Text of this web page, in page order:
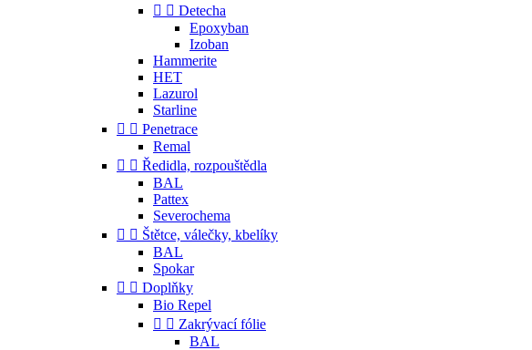
  Detecha
Epoxyban
Izoban
Hammerite
HET
Lazurol
Starline
  Penetrace
Remal
  Ředidla, rozpouštědla
BAL
Pattex
Severochema
  Štětce, válečky, kbelíky
BAL
Spokar
  Doplňky
Bio Repel
  Zakrývací fólie
BAL